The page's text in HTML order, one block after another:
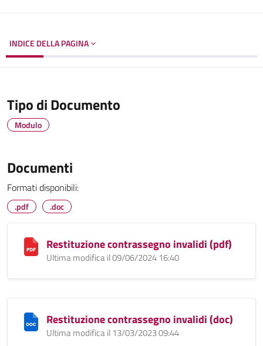
INDICE DELLA PAGINA
Tipo di Documento
Modulo
Documenti
Formati disponibili:
.pdf .doc
Restituzione contrassegno invalidi (pdf)
Ultima modifica il 09/06/2024 16:40
Restituzione contrassegno invalidi (doc)
Ultima modifica il 13/03/2023 09:44